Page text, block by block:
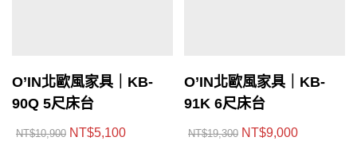
O’IN北歐風家具｜KB-
90Q 5尺床台
NT$10,900 NT$5,100
O’IN北歐風家具｜KB-
91K 6尺床台
NT$19,300 NT$9,000